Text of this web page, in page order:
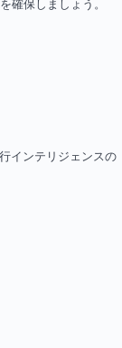
確保しましょう。
インテリジェンスの